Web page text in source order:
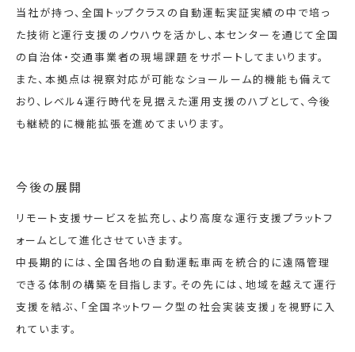
当社が持つ、全国トップクラスの自動運転実証実績の中で培っ
た技術と運行支援のノウハウを活かし、本センターを通じて全国
の自治体・交通事業者の現場課題をサポートしてまいります。
また、本拠点は視察対応が可能なショールーム的機能も備えて
おり、レベル4運行時代を見据えた運用支援のハブとして、今後
も継続的に機能拡張を進めてまいります。
今後の展開
リモート支援サービスを拡充し、より高度な運行支援プラットフ
ォームとして進化させていきます。
中長期的には、全国各地の自動運転車両を統合的に遠隔管理
できる体制の構築を目指します。その先には、地域を越えて運行
支援を結ぶ、「全国ネットワーク型の社会実装支援」を視野に入
れています。